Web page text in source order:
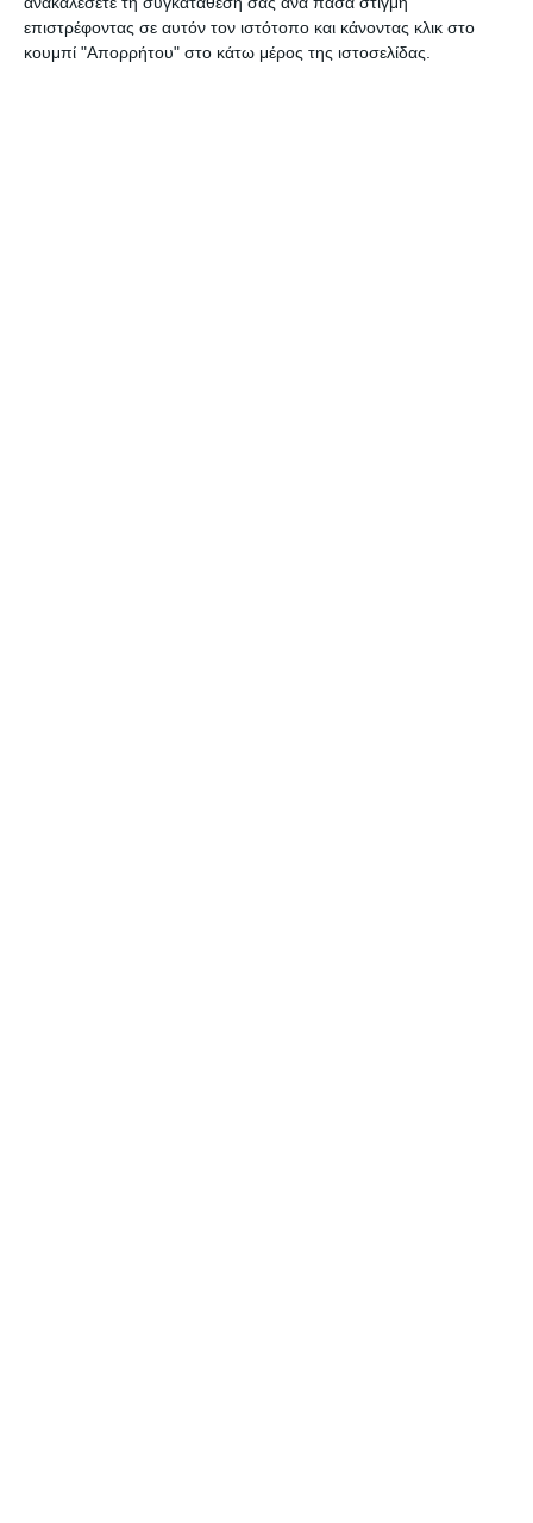
επιστρέφοντας σε αυτόν τον ιστότοπο και κάνοντας κλικ στο
κουμπί "Απορρήτου" στο κάτω μέρος της ιστοσελίδας.
σύμβουλος Γιώργος Κωνσταντίνου που
επεσήμανε πως η υγεία και η ζωή των παιδιών